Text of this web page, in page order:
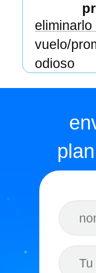
vuelo/
odioso